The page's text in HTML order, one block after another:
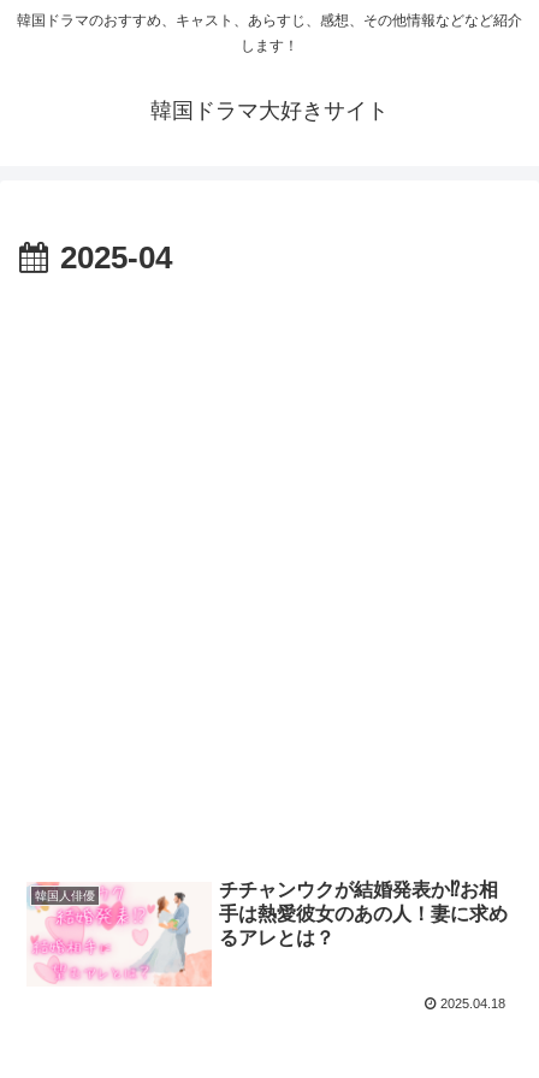
韓国ドラマのおすすめ、キャスト、あらすじ、感想、その他情報などなど紹介
します！
韓国ドラマ大好きサイト
2025-04
韓国人俳優
チチャンウクが結婚発表か⁉お相
手は熱愛彼女のあの人！妻に求め
るアレとは？
2025.04.18